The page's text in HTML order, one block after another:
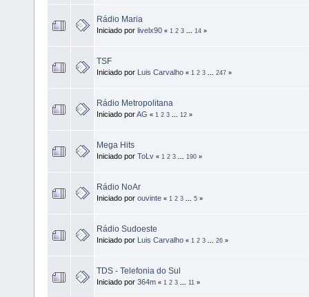
Rádio Maria
Iniciado por livelx90 « 1 2 3 14 »
TSF
Iniciado por Luis Carvalho « 1 2 3 247 »
Rádio Metropolitana
Iniciado porAG « 1 2 3 12 »
Mega Hits
Iniciado por ToLv « 1 2 3 190 »
Rádio NoAr
Iniciado por ouvinte « 1 2 3 5 »
Rádio Sudoeste
Iniciado por Luis Carvalho « 1 2 3 26 »
TDS - Telefonia do Sul
Iniciado por 364m « 1 2 3 11 »